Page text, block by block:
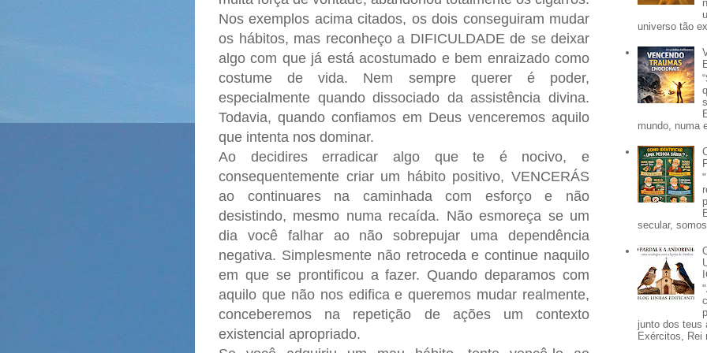
Nos exemplos acima citados, os dois conseguiram mudar
os hábitos, mas reconheço a DIFICULDADE de se deixar
algo com que já está acostumado e bem enraizado como
costume de vida. Nem sempre querer é poder,
especialmente quando dissociado da assistência divina.
Todavia, quando confiamos em Deus venceremos aquilo
que intenta nos dominar.
Ao decidires erradicar algo que te é nocivo, e
consequentemente criar um hábito positivo, VENCERÁS
ao continuares na caminhada com esforço e não
desistindo, mesmo numa recaída. Não esmoreça se um
dia você falhar ao não sobrepujar uma dependência
negativa. Simplesmente não retroceda e continue naquilo
em que se prontificou a fazer. Quando deparamos com
aquilo que não nos edifica e queremos mudar realmente,
conceberemos na repetição de ações um contexto
existencial apropriado.
universo tão
mundo, numa
secular,
junto dos teus
Exércitos, Rei